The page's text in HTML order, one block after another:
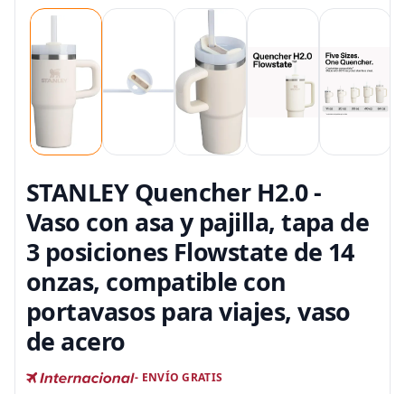
STANLEY Quencher H2.0 -
Vaso con asa y pajilla, tapa de
3 posiciones Flowstate de 14
onzas, compatible con
portavasos para viajes, vaso
de acero
- ENVÍO GRATIS